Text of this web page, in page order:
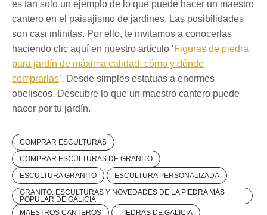
es tan solo un ejemplo de lo que puede hacer un maestro
cantero en el paisajismo de jardines. Las posibilidades
son casi infinitas. Por ello, te invitamos a conocerlas
haciendo clic aquí en nuestro artículo ‘Figuras de piedra
para jardín de máxima calidad: cómo y dónde
comprarlas’. Desde simples estatuas a enormes
obeliscos. Descubre lo que un maestro cantero puede
hacer por tu jardín.
COMPRAR ESCULTURAS
COMPRAR ESCULTURAS DE GRANITO
ESCULTURA GRANITO
ESCULTURA PERSONALIZADA
GRANITO: ESCULTURAS Y NOVEDADES DE LA PIEDRA MÁS
POPULAR DE GALICIA
MAESTROS CANTEROS
PIEDRAS DE GALICIA